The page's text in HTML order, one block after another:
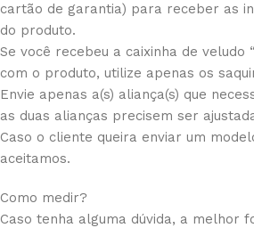
cartão de garantia) para receber as
do produto.
Se você recebeu a caixinha de veludo
com o produto, utilize apenas os
Envie apenas a(s) aliança(s) que
as duas alianças precisem ser
Caso o cliente queira enviar um
aceitamos.
Como medir?
Caso tenha alguma dúvida, a melhor